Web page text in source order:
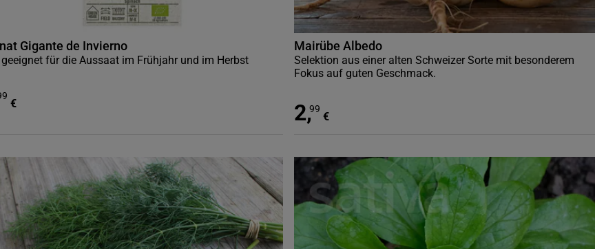
Gigante de Invierno
geeignet für die Aussaat im Frühjahr und im Herbst
€
Mairübe Albedo
Selektion aus einer alten Schweizer Sorte mit besonderem
Fokus auf guten Geschmack.
2,99
€